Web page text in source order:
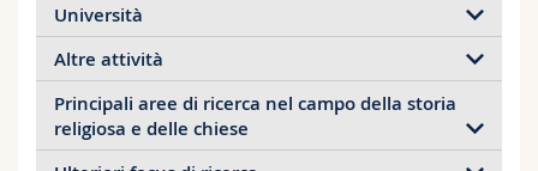
Università
Altre attività
Stiftungsrat der Stiftung Archiv für
Zeitgeschichte und der Stiftung
Principali aree di ricerca nel campo della storia
religiosa e delle chiese